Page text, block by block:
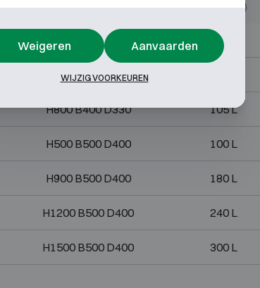
Binnenmaten (mm) Volume (L)
H400 B400 D330 53 L
H500 B400 D330
H800 B400 D330 105 L
H500 B500 D400 100 L
H900 B500 D400 180 L
H1200 B500 D400 240 L
H1500 B500 D400 300 L
Weigeren Aanvaarden
WIJZIG VOORKEUREN